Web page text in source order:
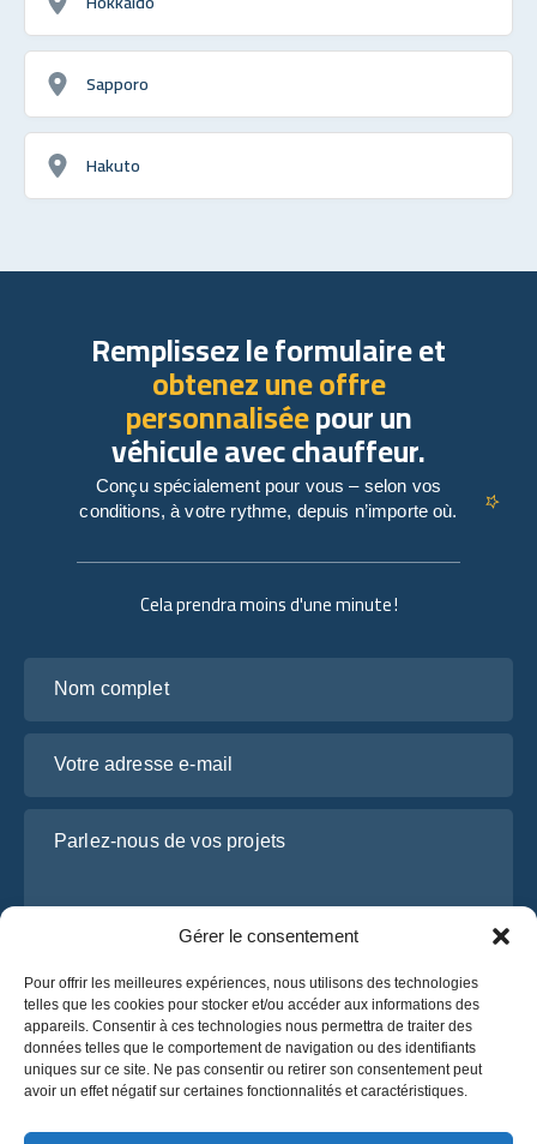
Gérer le consentement
Pour offrir les meilleures expériences, nous utilisons des technologies
telles que les cookies pour stocker et/ou accéder aux informations des
appareils. Consentir à ces technologies nous permettra de traiter des
données telles que le comportement de navigation ou des identifiants
uniques sur ce site. Ne pas consentir ou retirer son consentement peut
avoir un effet négatif sur certaines fonctionnalités et caractéristiques.
Sapporo
Hakuto
Cela prendra moins d'une minute !
J’ai lu et j’accepte lapolitique de confidentialité
d’OsaBus.
Remplissez le formulaire et
obtenez une offre
personnaliséepour un
véhicule avec chauffeur.
Conçu spécialement pour vous – selon vos
conditions, à votre rythme, depuis n’importe où.